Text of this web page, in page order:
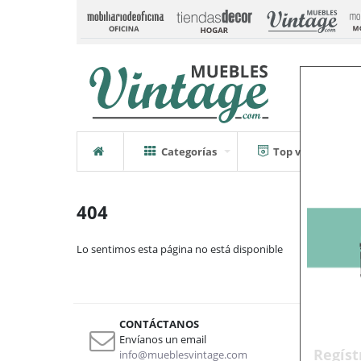
Categorías Top ventas
404
Lo sentimos esta página no está disponible
CONTÁCTANOS
Envíanos un email
info@mueblesvintage.com